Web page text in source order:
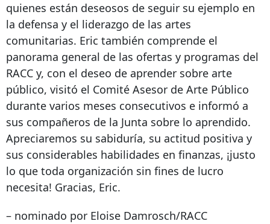
quienes están deseosos de seguir su ejemplo en
la defensa y el liderazgo de las artes
comunitarias. Eric también comprende el
panorama general de las ofertas y programas del
RACC y, con el deseo de aprender sobre arte
público, visitó el Comité Asesor de Arte Público
durante varios meses consecutivos e informó a
sus compañeros de la Junta sobre lo aprendido.
Apreciaremos su sabiduría, su actitud positiva y
sus considerables habilidades en finanzas, ¡justo
lo que toda organización sin fines de lucro
necesita! Gracias, Eric.
– nominado por Eloise Damrosch/RACC